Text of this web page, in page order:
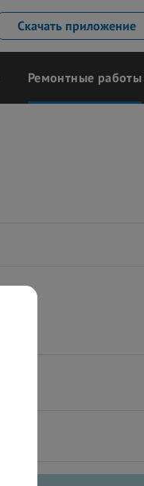
Скачать приложение
Ремонтные работы